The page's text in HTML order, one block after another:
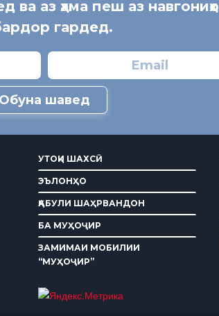
ва аз ҳама пеш аз навгониҳо
гардед.
Обуна шавед
УТОҚИ ШАХСӢ
ЭЪЛОНҲО
ҚАБУЛИ ШАҲРВАНДОН
БА МУҲОҶИР
ЗАМИМАИ МОБИЛИИ
“МУҲОҶИР”